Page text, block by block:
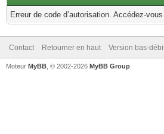
Erreur de code d’autorisation. Accédez-
Contact Retourner en haut Version bas-
Moteur MyBB , © 2002-2026 MyBB Group